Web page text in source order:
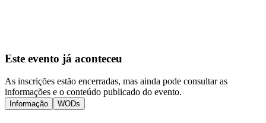
Este evento já aconteceu
As inscrições estão encerradas, mas ainda pode consultar as
informações e o conteúdo publicado do evento.
Informação WODs